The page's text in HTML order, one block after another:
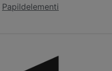
Papildelementi